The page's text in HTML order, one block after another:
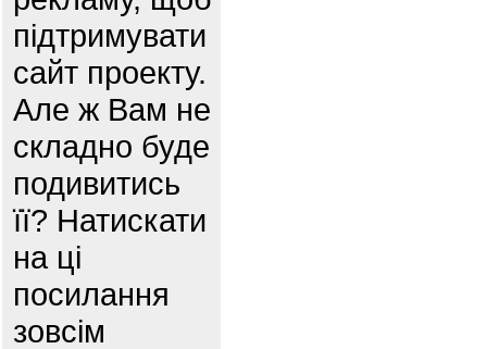
підтримувати
сайт проекту.
Але ж Вам не
складно буде
подивитись
її? Натискати
на ці
посилання
зовсім